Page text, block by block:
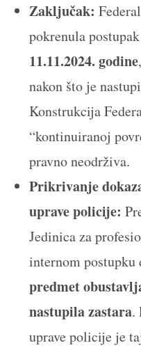
Zaključak:
pokrenula
11.11.2024. godine
nakon što je
Konstrukcija
“kontinuiranoj
pravno neodrživa.
Prikrivanje
uprave policije:
Jedinica za
internom postupku
predmet
nastupila zastara.
uprave policije je